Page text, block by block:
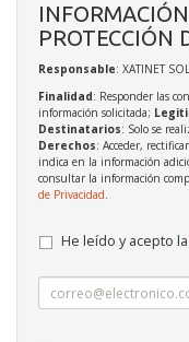
PROTECCIÓN
Responsable: XATINET
Finalidad: Responder las
información solicitada;
Destinatarios: Solo se
Derechos: Acceder,
indica en la información
consultar la información
de Privacidad.
He leído y acepto la